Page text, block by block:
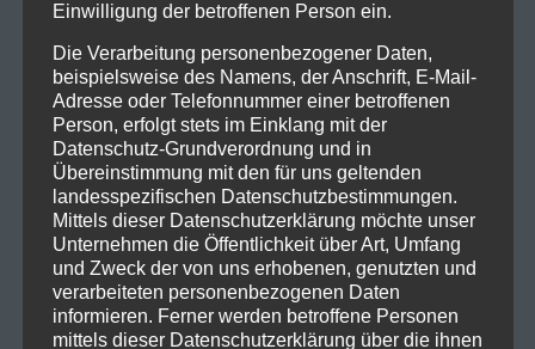
Einwilligung der betroffenen Person ein.
Die Verarbeitung personenbezogener Daten,
beispielsweise des Namens, der Anschrift, E-Mail-
Adresse oder Telefonnummer einer betroffenen
Person, erfolgt stets im Einklang mit der
Datenschutz-Grundverordnung und in
Übereinstimmung mit den für uns geltenden
landesspezifischen Datenschutzbestimmungen.
Mittels dieser Datenschutzerklärung möchte unser
Unternehmen die Öffentlichkeit über Art, Umfang
und Zweck der von uns erhobenen, genutzten und
verarbeiteten personenbezogenen Daten
informieren. Ferner werden betroffene Personen
mittels dieser Datenschutzerklärung über die ihnen